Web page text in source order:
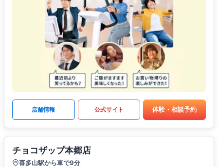
店舗情報 公式サイト 体験・相談予約
チョコザップ本郷店
喜多山駅から車で9分